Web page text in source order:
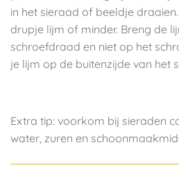
in het sieraad of beeldje
drupje lijm of minder. Breng de
schroefdraad en niet op het
je lijm op de buitenzijde van het
Extra tip: voorkom bij sieraden
water, zuren en